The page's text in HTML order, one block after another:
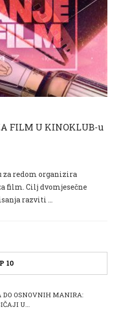
FILM U KINOKLUB-u
za redom organizira
film. Cilj dvomjesečne
razviti …
10
DO OSNOVNIH MANIRA:
U...